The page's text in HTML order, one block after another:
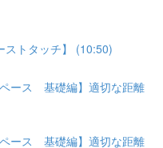
ストタッチ】 (10:50)
ース 基礎編】適切な距離
ース 基礎編】適切な距離